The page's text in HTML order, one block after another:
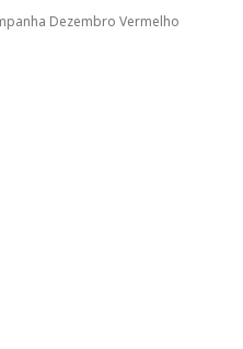
Dezembro Vermelho